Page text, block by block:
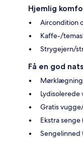
Hjemlig
Aircondition
Kaffe-/
Strygejern/
Få en god
Gratis
Ekstra
Sengelinned